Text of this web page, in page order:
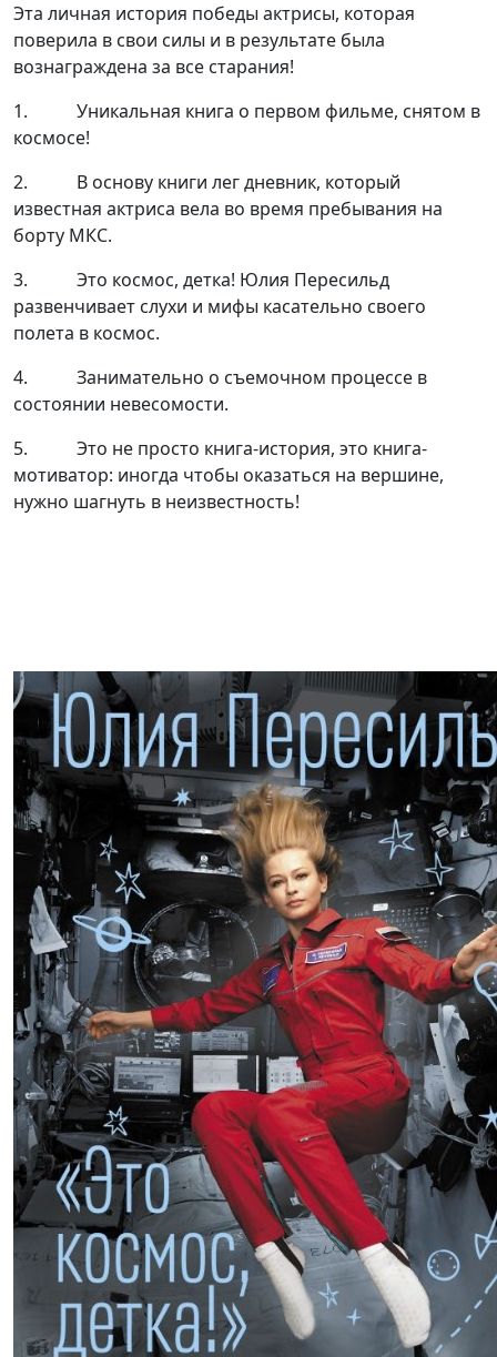
Эта личная история победы актрисы, которая
поверила в свои силы и в результате была
вознаграждена за все старания!
1.​ ​ ​ ​ ​ ​ ​ ​ ​ ​ ​ Уникальная книга о первом фильме, снятом в
космосе!
2.​ ​ ​ ​ ​ ​ ​ ​ ​ ​ ​ В основу книги лег дневник, который
известная актриса вела во время пребывания на
борту МКС.
3.​ ​ ​ ​ ​ ​ ​ ​ ​ ​ ​ Это космос, детка! Юлия Пересильд
развенчивает слухи и мифы касательно своего
полета в космос.
4.​ ​ ​ ​ ​ ​ ​ ​ ​ ​ ​ Занимательно о съемочном процессе в
состоянии невесомости.
5.​ ​ ​ ​ ​ ​ ​ ​ ​ ​ ​ Это не просто книга-история, это книга-
мотиватор: иногда чтобы оказаться на вершине,
нужно шагнуть в неизвестность!